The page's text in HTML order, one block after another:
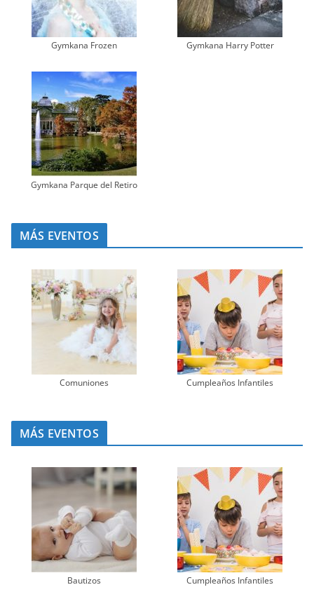
Gymkana Frozen Gymkana Harry Potter
Gymkana Parque del Retiro
MÁS EVENTOS
Comuniones Cumpleaños Infantiles
MÁS EVENTOS
Bautizos Cumpleaños Infantiles